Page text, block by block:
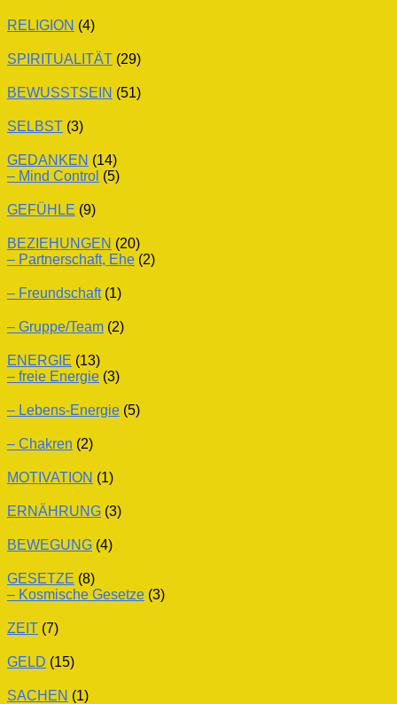
RELIGION (4)
SPIRITUALITÄT (29)
BEWUSSTSEIN (51)
SELBST (3)
GEDANKEN (14)
– Mind Control (5)
GEFÜHLE (9)
BEZIEHUNGEN (20)
– Partnerschaft, Ehe (2)
– Freundschaft(1)
– Gruppe/Team (2)
ENERGIE (13)
– freie Energie (3)
– Lebens-Energie (5)
– Chakren (2)
MOTIVATION (1)
ERNÄHRUNG (3)
BEWEGUNG (4)
GESETZE (8)
– Kosmische Gesetze (3)
ZEIT (7)
GELD (15)
SACHEN (1)